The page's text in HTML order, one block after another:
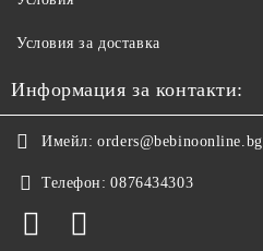
Условия за доставка
Информация за контакти:
Имейл: orders@bebinoonline.bg
Телефон: 0876434303